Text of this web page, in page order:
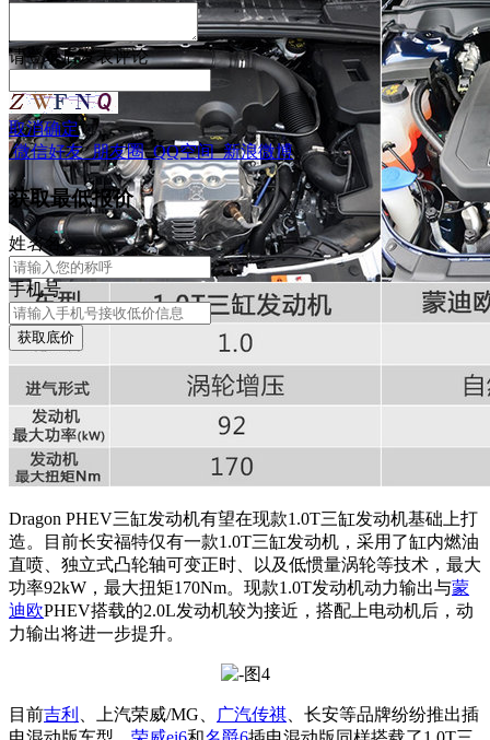
Dragon PHEV三缸发动机有望在现款1.0T三缸发动机基础上打
造。
目前长安福特仅有一款1.0T三缸发动机，采用了缸内燃油
直喷、独立式凸轮轴可变正时、以及低惯量涡轮等技术， 最大
功率92kW，最大扭矩170Nm。现款1.0T发动机动力输出与蒙
迪欧PHEV搭载的2.0L发动机较为接近，搭配上电动机后，动
力输出将进一步提升。
目前吉利 、上汽荣威/MG、 广汽传祺 、长安等品牌纷纷推出插
请登录后发表评论
取消确定
微信好友 朋友圈 QQ空间 新浪微博
获取最低报价
姓名名
手机号
获取底价